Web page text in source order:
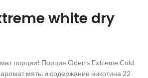
white dry
порции! Порция Oden’s Extreme Cold
мяты и содержание никотина 22